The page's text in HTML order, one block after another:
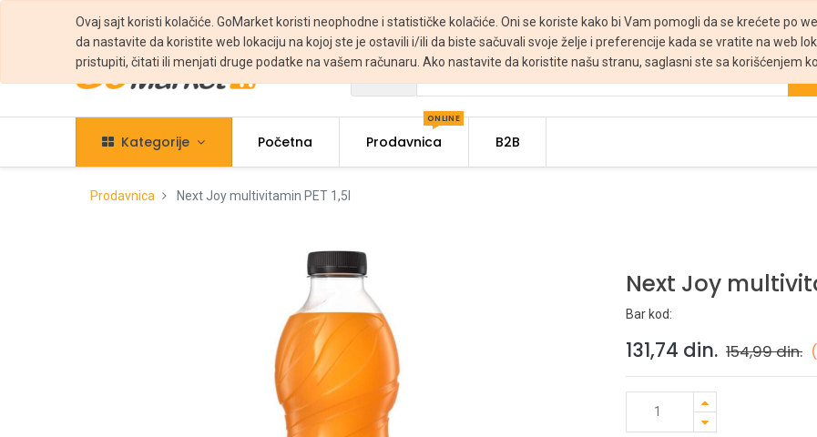
Ovaj sajt koristi kolačiće. GoMarket koristi neophodne i statističke kolačiće. Oni se koriste kako bi Vam pomogli da se krećete po
da nastavite da koristite web lokaciju na kojoj ste je ostavili i/ili da biste sačuvali svoje želje i preferencije kada se vratite na web
pristupiti, čitati ili menjati druge podatke na vašem računaru. Ako nastavite da koristite našu stranu, saglasni ste sa korišćenjem
Kategorije Početna Prodavnica
ONLINE
B2B
Prodavnica Next Joy multivitamin PET 1,5l
Next Joy
Bar kod:
131,74 din. 154,99din.